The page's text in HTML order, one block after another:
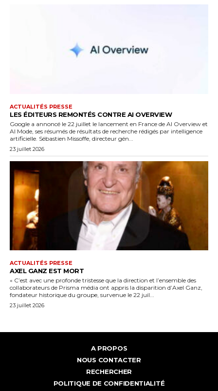
ACTUALITÉS PRESSE
LES ÉDITEURS REMONTÉS CONTRE AI OVERVIEW
Google a annoncé le 22 juillet le lancement en France de AI Overview et
AI Mode, ses résumés de résultats de recherche rédigés par intelligence
artificielle. Sébastien Missoffe, directeur gén...
23 juillet 2026
ACTUALITÉS PRESSE
AXEL GANZ EST MORT
« C’est avec une profonde tristesse que la direction et l’ensemble des
collaborateurs de Prisma média ont appris la disparition d’Axel Ganz,
fondateur historique du groupe, survenue le 22 juil...
23 juillet 2026
A PROPOS
NOUS CONTACTER
RECHERCHER
POLITIQUE DE CONFIDENTIALITÉ